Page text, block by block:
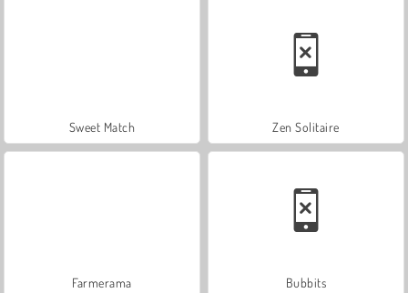
Sweet Match Zen Solitaire
Farmerama Bubbits